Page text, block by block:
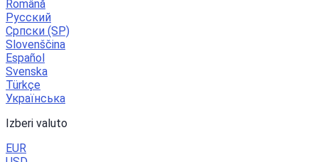
Română
Русский
Српски (SP)
Slovenščina
Español
Svenska
Türkçe
Українська
Izberi valuto
EUR